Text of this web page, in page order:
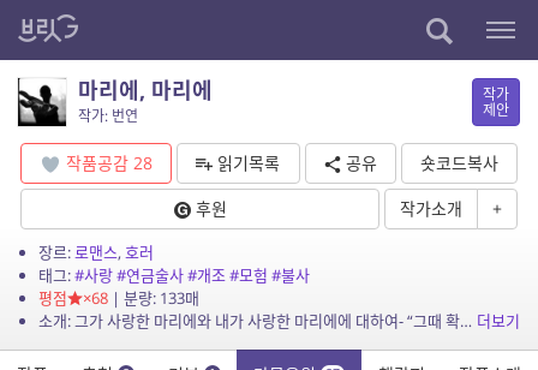
마리에, 마리에
작가: 번연
작가
제안
작품공감 28 읽기목록 공유
숏코드복사
후원
작가소개 +
장르:로맨스,호러
태그:#사랑#연금술사#개조#모험 #불사
평점
×68| 분량: 133매
소개: 그가 사랑한 마리에와 내가 사랑한 마리에에 대하여- “그때 확실히 깨달았어. 내가 그녀를 어떻게 생각하는지. 사랑이란 단어를 쓸 수 있다면, 그건 지금, 내 거야. 다른... 더보기